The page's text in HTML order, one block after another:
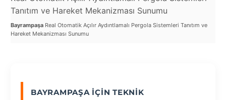
Tanıtım ve Hareket Mekanizması Sunumu
Bayrampaşa Real Otomatik Açılır Aydıntlamalı Pergola Sistemleri Tanıtım ve
Hareket Mekanizması Sunumu
BAYRAMPAŞA İÇIN TEKNIK
SEÇ